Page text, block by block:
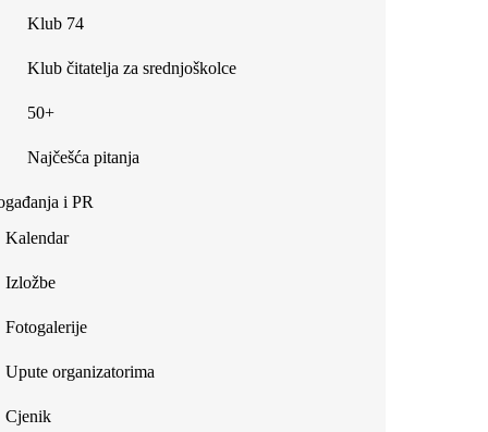
Klub 74
Klub čitatelja za srednjoškolce
50+
Najčešća pitanja
i PR
Kalendar
Izložbe
Fotogalerije
Upute organizatorima
Cjenik